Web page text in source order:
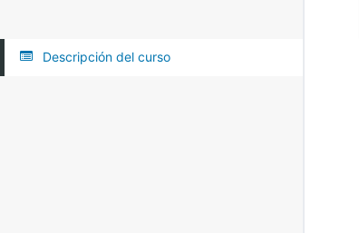
Descripción del curso